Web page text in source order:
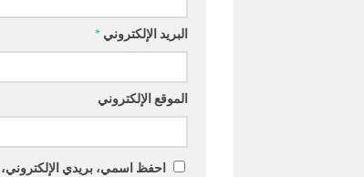
البريد الإلكتروني *
الموقع الإلكتروني
احفظ اسمي، بريدي